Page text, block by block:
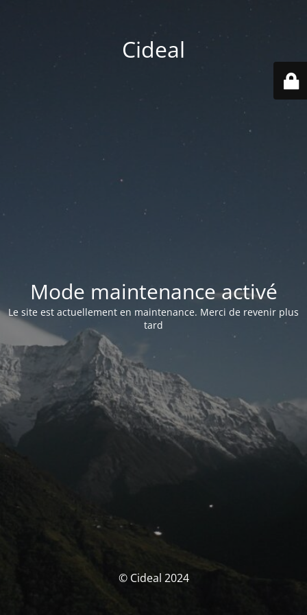
Cideal
Mode maintenance activé
Le site est actuellement en maintenance. Merci de revenir plus
tard
© Cideal 2024